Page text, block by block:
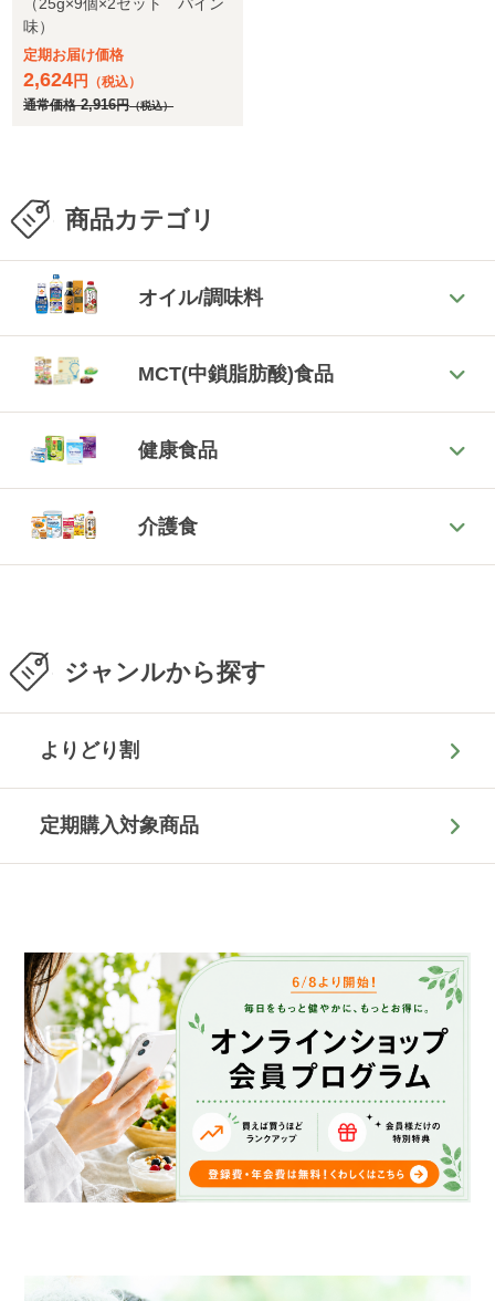
味）
定期お届け価格
2,624円 （税込）
通常価格2,916円（税込）
商品カテゴリ
オイル/調味料
MCT(中鎖脂肪酸)食品
健康食品
介護食
ジャンルから探す
よりどり割
定期購入対象商品